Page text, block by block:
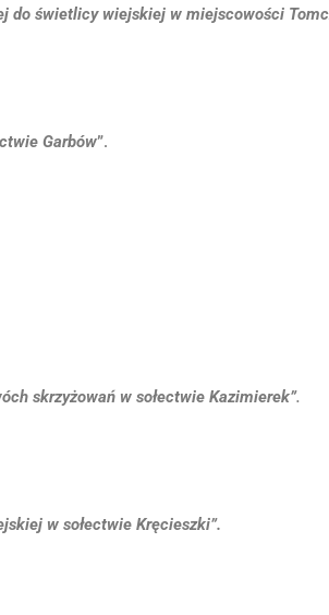
do świetlicy wiejskiej w miejscowości
Garbów”.
skrzyżowań w sołectwie Kazimierek”.
w sołectwie Kręcieszki”.